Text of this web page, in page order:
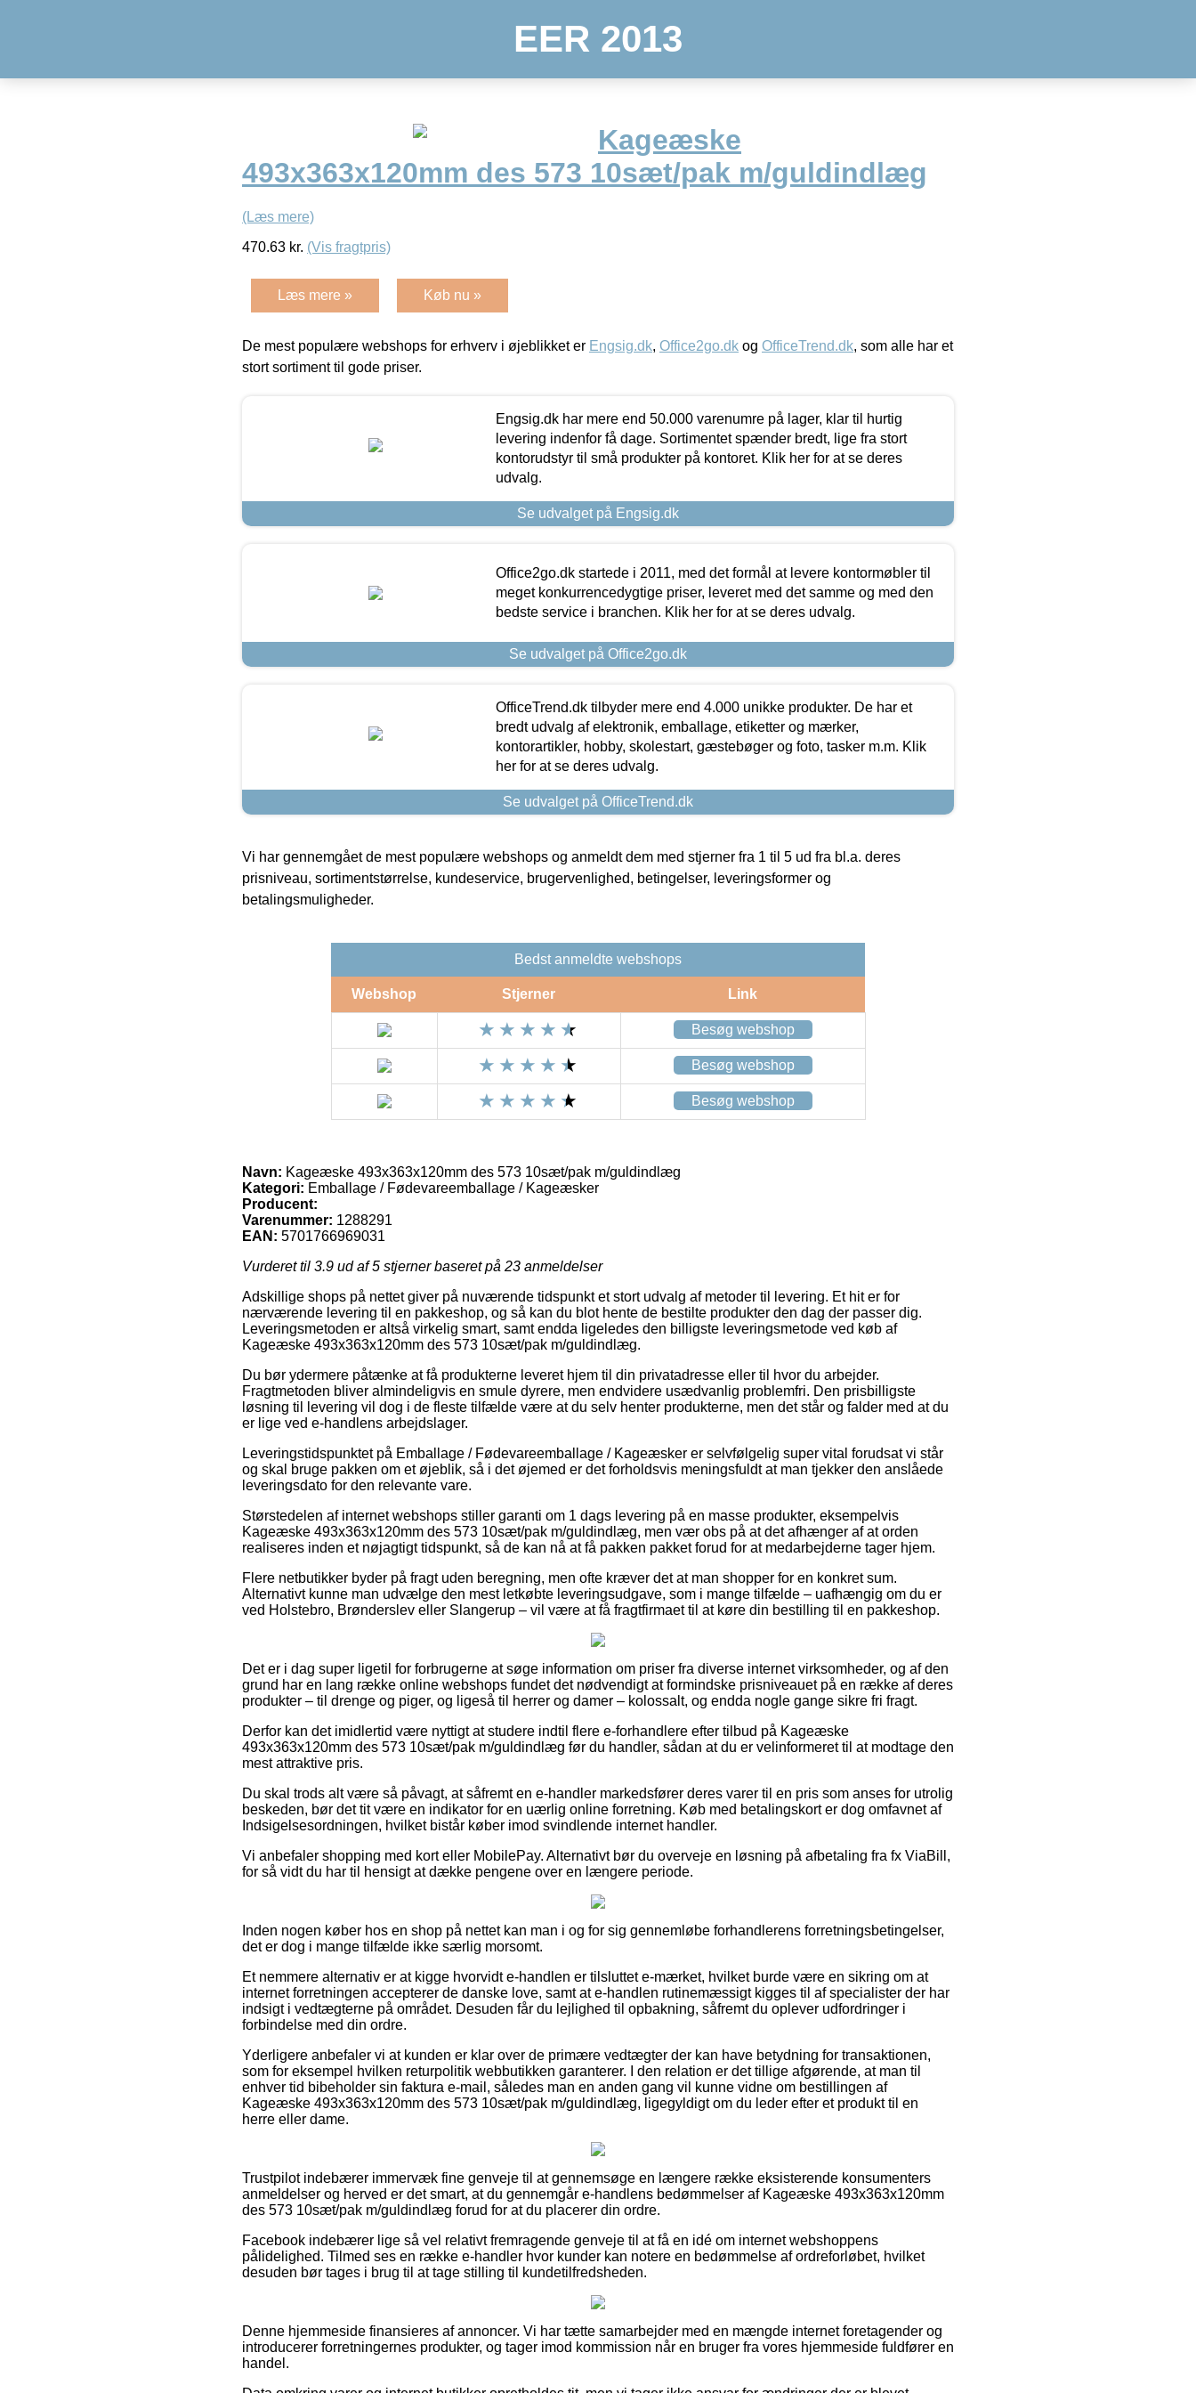
EER 2013
Kageæske
493x363x120mm des 573 10sæt/pak m/guldindlæg
(Læs mere)
470.63 kr. (Vis fragtpris)
Læs mere » Køb nu »
De mest populære webshops for erhverv i øjeblikket er Engsig.dk, Office2go.dk og OfficeTrend.dk, som alle har et
stort sortiment til gode priser.
Engsig.dk har mere end 50.000 varenumre på lager, klar til hurtig
levering indenfor få dage. Sortimentet spænder bredt, lige fra stort
kontorudstyr til små produkter på kontoret. Klik her for at se deres
udvalg.
Se udvalget på Engsig.dk
Office2go.dk startede i 2011, med det formål at levere kontormøbler til
meget konkurrencedygtige priser, leveret med det samme og med den
bedste service i branchen. Klik her for at se deres udvalg.
Se udvalget på Office2go.dk
OfficeTrend.dk tilbyder mere end 4.000 unikke produkter. De har et
bredt udvalg af elektronik, emballage, etiketter og mærker,
kontorartikler, hobby, skolestart, gæstebøger og foto, tasker m.m. Klik
her for at se deres udvalg.
Se udvalget på OfficeTrend.dk
Vi har gennemgået de mest populære webshops og anmeldt dem med stjerner fra 1 til 5 ud fra bl.a. deres
prisniveau, sortimentstørrelse, kundeservice, brugervenlighed, betingelser, leveringsformer og
betalingsmuligheder.
Bedst anmeldte webshops
Webshop Stjerner Link
Besøg webshop
Besøg webshop
Besøg webshop
Navn: Kageæske 493x363x120mm des 573 10sæt/pak m/guldindlæg
Kategori: Emballage / Fødevareemballage / Kageæsker
Producent:
Varenummer: 1288291
EAN: 5701766969031
Vurderet til 3.9 ud af 5 stjerner baseret på 23 anmeldelser
Adskillige shops på nettet giver på nuværende tidspunkt et stort udvalg af metoder til levering. Et hit er for
nærværende levering til en pakkeshop, og så kan du blot hente de bestilte produkter den dag der passer dig.
Leveringsmetoden er altså virkelig smart, samt endda ligeledes den billigste leveringsmetode ved køb af
Kageæske 493x363x120mm des 573 10sæt/pak m/guldindlæg.
Du bør ydermere påtænke at få produkterne leveret hjem til din privatadresse eller til hvor du arbejder.
Fragtmetoden bliver almindeligvis en smule dyrere, men endvidere usædvanlig problemfri. Den prisbilligste
løsning til levering vil dog i de fleste tilfælde være at du selv henter produkterne, men det står og falder med at du
er lige ved e-handlens arbejdslager.
Leveringstidspunktet på Emballage / Fødevareemballage / Kageæsker er selvfølgelig super vital forudsat vi står
og skal bruge pakken om et øjeblik, så i det øjemed er det forholdsvis meningsfuldt at man tjekker den anslåede
leveringsdato for den relevante vare.
Størstedelen af internet webshops stiller garanti om 1 dags levering på en masse produkter, eksempelvis
Kageæske 493x363x120mm des 573 10sæt/pak m/guldindlæg, men vær obs på at det afhænger af at orden
realiseres inden et nøjagtigt tidspunkt, så de kan nå at få pakken pakket forud for at medarbejderne tager hjem.
Flere netbutikker byder på fragt uden beregning, men ofte kræver det at man shopper for en konkret sum.
Alternativt kunne man udvælge den mest letkøbte leveringsudgave, som i mange tilfælde – uafhængig om du er
ved Holstebro, Brønderslev eller Slangerup – vil være at få fragtfirmaet til at køre din bestilling til en pakkeshop.
Det er i dag super ligetil for forbrugerne at søge information om priser fra diverse internet virksomheder, og af den
grund har en lang række online webshops fundet det nødvendigt at formindske prisniveauet på en række af deres
produkter – til drenge og piger, og ligeså til herrer og damer – kolossalt, og endda nogle gange sikre fri fragt.
Derfor kan det imidlertid være nyttigt at studere indtil flere e-forhandlere efter tilbud på Kageæske
493x363x120mm des 573 10sæt/pak m/guldindlæg før du handler, sådan at du er velinformeret til at modtage den
mest attraktive pris.
Du skal trods alt være så påvagt, at såfremt en e-handler markedsfører deres varer til en pris som anses for utrolig
beskeden, bør det tit være en indikator for en uærlig online forretning. Køb med betalingskort er dog omfavnet af
Indsigelsesordningen, hvilket bistår køber imod svindlende internet handler.
Vi anbefaler shopping med kort eller MobilePay. Alternativt bør du overveje en løsning på afbetaling fra fx ViaBill,
for så vidt du har til hensigt at dække pengene over en længere periode.
Inden nogen køber hos en shop på nettet kan man i og for sig gennemløbe forhandlerens forretningsbetingelser,
det er dog i mange tilfælde ikke særlig morsomt.
Et nemmere alternativ er at kigge hvorvidt e-handlen er tilsluttet e-mærket, hvilket burde være en sikring om at
internet forretningen accepterer de danske love, samt at e-handlen rutinemæssigt kigges til af specialister der har
indsigt i vedtægterne på området. Desuden får du lejlighed til opbakning, såfremt du oplever udfordringer i
forbindelse med din ordre.
Yderligere anbefaler vi at kunden er klar over de primære vedtægter der kan have betydning for transaktionen,
som for eksempel hvilken returpolitik webbutikken garanterer. I den relation er det tillige afgørende, at man til
enhver tid bibeholder sin faktura e-mail, således man en anden gang vil kunne vidne om bestillingen af
Kageæske 493x363x120mm des 573 10sæt/pak m/guldindlæg, ligegyldigt om du leder efter et produkt til en
herre eller dame.
Trustpilot indebærer immervæk fine genveje til at gennemsøge en længere række eksisterende konsumenters
anmeldelser og herved er det smart, at du gennemgår e-handlens bedømmelser af Kageæske 493x363x120mm
des 573 10sæt/pak m/guldindlæg forud for at du placerer din ordre.
Facebook indebærer lige så vel relativt fremragende genveje til at få en idé om internet webshoppens
pålidelighed. Tilmed ses en række e-handler hvor kunder kan notere en bedømmelse af ordreforløbet, hvilket
desuden bør tages i brug til at tage stilling til kundetilfredsheden.
Denne hjemmeside finansieres af annoncer. Vi har tætte samarbejder med en mængde internet foretagender og
introducerer forretningernes produkter, og tager imod kommission når en bruger fra vores hjemmeside fuldfører en
handel.